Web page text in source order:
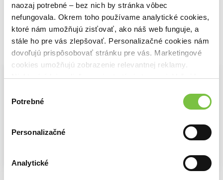
naozaj potrebné – bez nich by stránka vôbec
nefungovala. Okrem toho používame analytické cookies,
ktoré nám umožňujú zisťovať, ako náš web funguje, a
stále ho pre vás zlepšovať. Personalizačné cookies nám
dovoľujú prispôsobovať stránku pre vás. Marketingové
cookies umožňujú zobrazenie relevantnej reklamy.
Niektoré údaje zdieľame aj s tretími stranami. Veľmi by
cookies.
súhlasu
Potrebné
Personalizačné
Analytické
Vybrané pre teba